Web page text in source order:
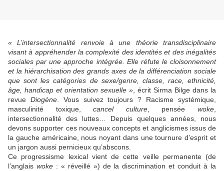
« L’intersectionnalité renvoie à une théorie transdisciplinaire
visant à appréhender la complexité des identités et des inégalités
sociales par une approche intégrée. Elle réfute le cloisonnement
et la hiérarchisation des grands axes de la différenciation sociale
que sont les catégories de sexe/genre, classe, race, ethnicité,
âge, handicap et orientation sexuelle » , écrit Sirma Bilge dans la
revue Diogène. Vous suivez toujours ? Racisme systémique,
masculinité toxique,cancel culture, penséewoke
intersectionnalité des luttes… Depuis quelques années, nous
devons supporter ces nouveaux concepts et anglicismes issus de
la gauche américaine, nous noyant dans une tournure d’esprit et
un jargon aussi pernicieux qu’abscons.
Ce progressisme lexical vient de cette veille permanente (de
l’anglais woke: « réveillé ») de la discrimination et conduit à la